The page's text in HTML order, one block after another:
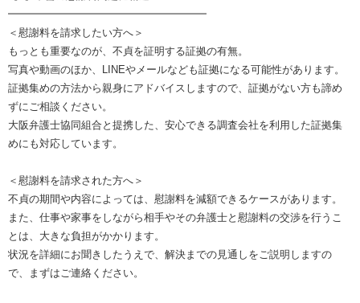
━━━━━━━━━━━━━━━━━━━
＜慰謝料を請求したい方へ＞
もっとも重要なのが、不貞を証明する証拠の有無。
写真や動画のほか、LINEやメールなども証拠になる可能性があります。
証拠集めの方法から親身にアドバイスしますので、証拠がない方も諦め
ずにご相談ください。
大阪弁護士協同組合と提携した、安心できる調査会社を利用した証拠集
めにも対応しています。
＜慰謝料を請求された方へ＞
不貞の期間や内容によっては、慰謝料を減額できるケースがあります。
また、仕事や家事をしながら相手やその弁護士と慰謝料の交渉を行うこ
とは、大きな負担がかかります。
状況を詳細にお聞きしたうえで、解決までの見通しをご説明しますの
で、まずはご連絡ください。